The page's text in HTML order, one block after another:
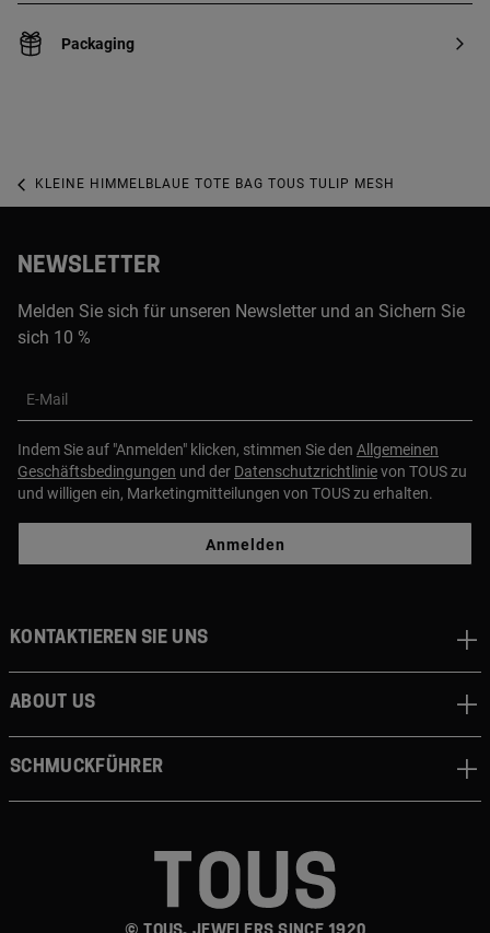
Packaging
KLEINE HIMMELBLAUE TOTE BAG TOUS TULIP MESH
NEWSLETTER
Melden Sie sich für unseren Newsletter und an Sichern Sie
sich 10 %
E-Mail
Indem Sie auf "Anmelden" klicken, stimmen Sie den Allgemeinen
Geschäftsbedingungen und der Datenschutzrichtlinievon TOUS zu
und willigen ein, Marketingmitteilungen von TOUS zu erhalten.
Anmelden
Kontaktieren sie uns
About us
Schmuckführer